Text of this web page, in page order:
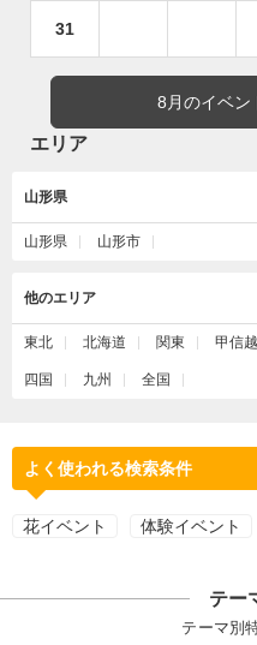
31
8月のイベン
エリア
山形県
山形県 山形市
他のエリア
東北 北海道 関東 甲信越
四国 九州 全国
よく使われる検索条件
花イベント 体験イベント
テー
テーマ別